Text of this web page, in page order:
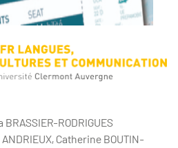
BRASSIER-RODRIGUES
Catherine BOUTIN-